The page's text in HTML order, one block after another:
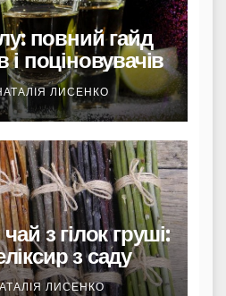
повний гайд
і поціновувачів
ЛИСЕНКО
з гілок груші:
з саду
ЛИСЕНКО